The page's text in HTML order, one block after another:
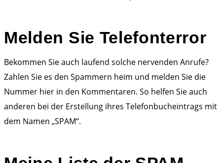
Melden Sie Telefonterror
Bekommen Sie auch laufend solche nervenden Anrufe?
Zahlen Sie es den Spammern heim und melden Sie die
Nummer hier in den Kommentaren. So helfen Sie auch
anderen bei der Erstellung ihres Telefonbucheintrags mit
dem Namen „SPAM“.